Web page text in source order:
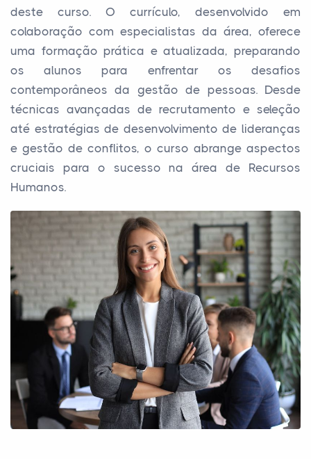
deste curso. O currículo, desenvolvido em
colaboração com especialistas da área, oferece
uma formação prática e atualizada, preparando
os alunos para enfrentar os desafios
contemporâneos da gestão de pessoas. Desde
técnicas avançadas de recrutamento e seleção
até estratégias de desenvolvimento de lideranças
e gestão de conflitos, o curso abrange aspectos
cruciais para o sucesso na área de Recursos
Humanos.